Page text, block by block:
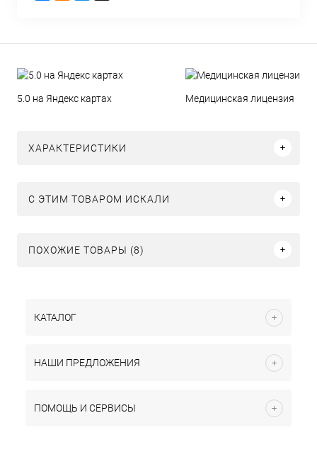
5.0 на Яндекс картах Медицинская лицензия
ХАРАКТЕРИСТИКИ
C ЭТИМ ТОВАРОМ ИСКАЛИ
ПОХОЖИЕ ТОВАРЫ (8)
КАТАЛОГ
НАШИ ПРЕДЛОЖЕНИЯ
ПОМОЩЬ И СЕРВИСЫ